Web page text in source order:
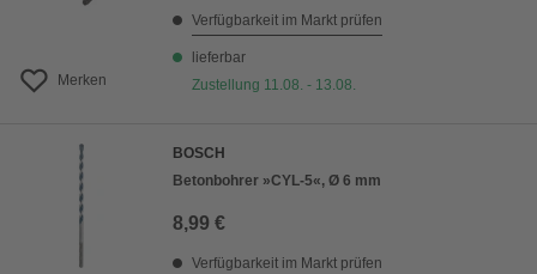
Merken
Verfügbarkeit im Markt prüfen
lieferbar
Zustellung 11.08. - 13.08.
BOSCH
Betonbohrer »CYL-5«, Ø 6 mm
8,99 €
Verfügbarkeit im Markt prüfen